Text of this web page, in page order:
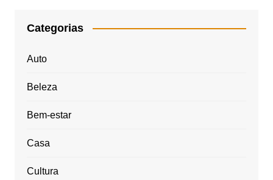
Categorias
Auto
Beleza
Bem-estar
Casa
Cultura